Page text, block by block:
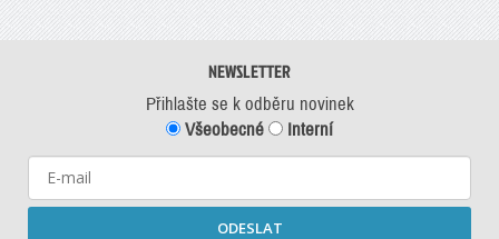
NEWSLETTER
Přihlašte se k odběru novinek
Všeobecné
Interní
ODESLAT